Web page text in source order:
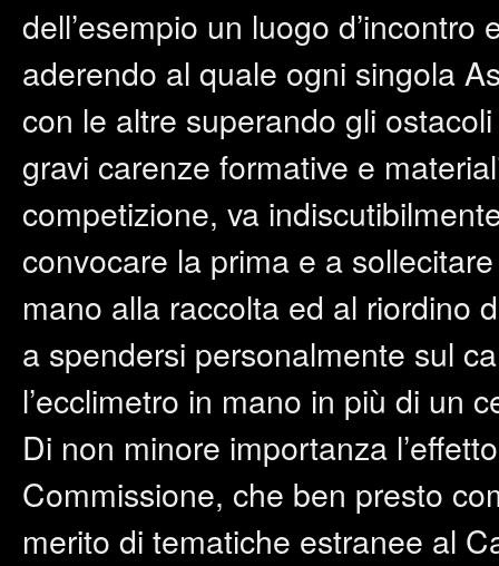
dell’esempio un luogo
aderendo al quale ogni singola
con le altre superando gli
gravi carenze formative e
competizione, va
convocare la prima e a
mano alla raccolta ed al riordino
a spendersi personalmente sul
l’ecclimetro in mano in più di un
Di non minore importanza
Commissione, che ben presto
merito di tematiche estranee al